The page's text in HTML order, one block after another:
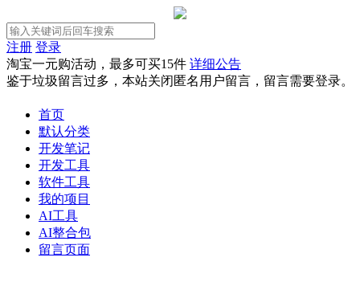
注册 登录
淘宝一元购活动，最多可买15件 详细公告
鉴于垃圾留言过多，本站关闭匿名用户留言，留言需要登录。
首页
默认分类
开发笔记
开发工具
软件工具
我的项目
AI工具
AI整合包
留言页面